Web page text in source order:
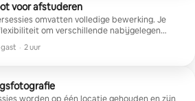
voor afstuderen
omvatten volledige bewerking. Je
om verschillende nabijgelegen
kiezen voor afwisseling, en groepsfoto's zijn
zodat je het kunt vieren met vrienden of
· 2 uur